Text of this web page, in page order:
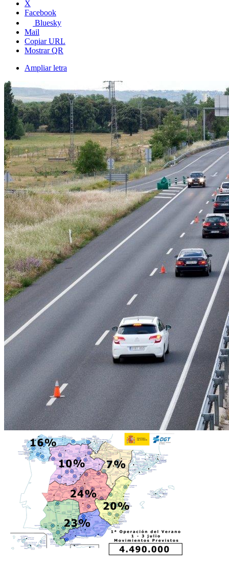
X
Facebook
Bluesky
Mail
Copiar URL
Mostrar QR
Ampliar letra